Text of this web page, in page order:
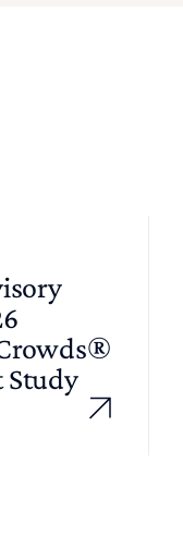
Study